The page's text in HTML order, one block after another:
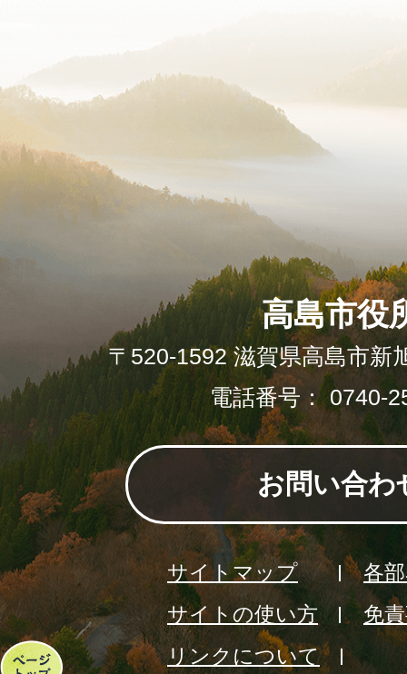
ペ
高島市役
〒520-1592 滋賀県高島市新
電話番号： 0740-
お問い合わ
サイトマップ
各
サイトの使い方
免
リンクについて